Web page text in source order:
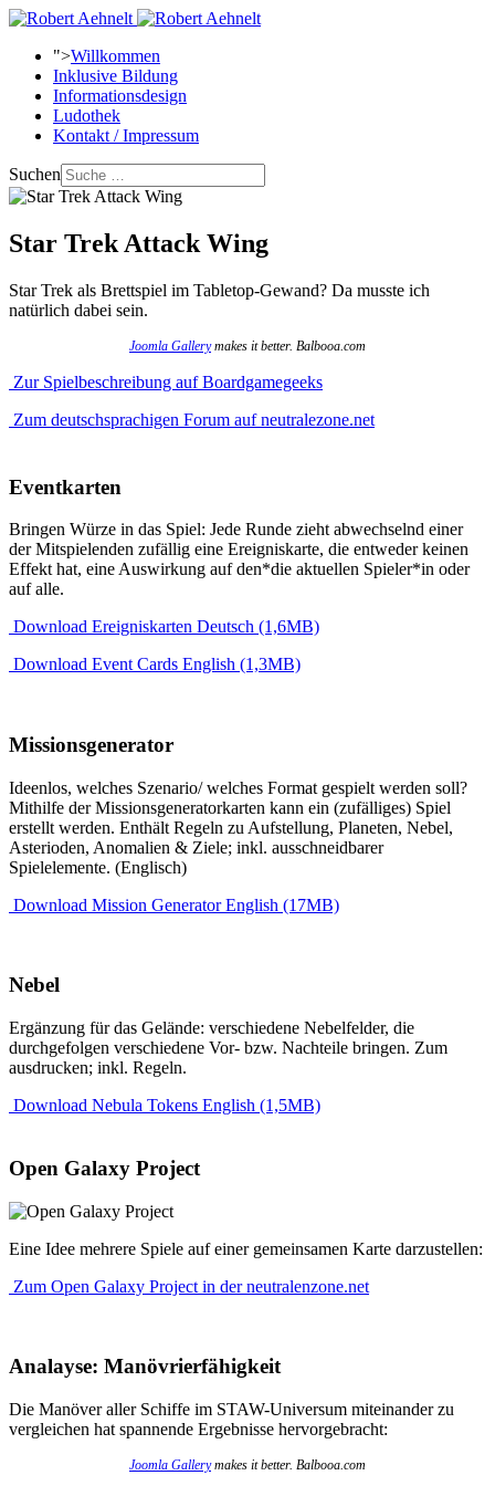
">Willkommen
Inklusive Bildung
Informationsdesign
Ludothek
Kontakt / Impressum
Suchen
Star Trek Attack Wing
Star Trek als Brettspiel im Tabletop-Gewand? Da musste ich
natürlich dabei sein.
Joomla Gallerymakes it better. Balbooa.com
Zur Spielbeschreibung auf Boardgamegeeks
Zum deutschsprachigen Forum auf neutralezone.net
Eventkarten
Bringen Würze in das Spiel: Jede Runde zieht abwechselnd einer
der Mitspielenden zufällig eine Ereigniskarte, die entweder keinen
Effekt hat, eine Auswirkung auf den*die aktuellen Spieler*in oder
auf alle.
Download Ereigniskarten Deutsch (1,6MB)
Download Event Cards English (1,3MB)
Missionsgenerator
Ideenlos, welches Szenario/ welches Format gespielt werden soll?
Mithilfe der Missionsgeneratorkarten kann ein (zufälliges) Spiel
erstellt werden. Enthält Regeln zu Aufstellung, Planeten, Nebel,
Asterioden, Anomalien & Ziele; inkl. ausschneidbarer
Spielelemente. (Englisch)
Download Mission Generator English (17MB)
Nebel
Ergänzung für das Gelände: verschiedene Nebelfelder, die
durchgefolgen verschiedene Vor- bzw. Nachteile bringen. Zum
ausdrucken; inkl. Regeln.
Download Nebula Tokens English (1,5MB)
Open Galaxy Project
Eine Idee mehrere Spiele auf einer gemeinsamen Karte darzustellen:
Zum Open Galaxy Project in der neutralenzone.net
Analayse: Manövrierfähigkeit
Die Manöver aller Schiffe im STAW-Universum miteinander zu
vergleichen hat spannende Ergebnisse hervorgebracht:
Joomla Gallerymakes it better. Balbooa.com